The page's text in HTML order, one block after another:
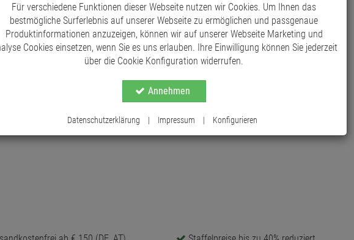
Für verschiedene Funktionen dieser Webseite nutzen wir Cookies. Um Ihnen das
bestmögliche Surferlebnis auf unserer Webseite zu ermöglichen und passgenaue
Produktinformationen anzuzeigen, können wir auf unserer Webseite Marketing und
Cookies einsetzen, wenn Sie es uns erlauben. Ihre Einwilligung können Sie jederzeit
über die Cookie Konfiguration widerrufen.
Annehmen
Datenschutzerklärung | Impressum | Konfigurieren